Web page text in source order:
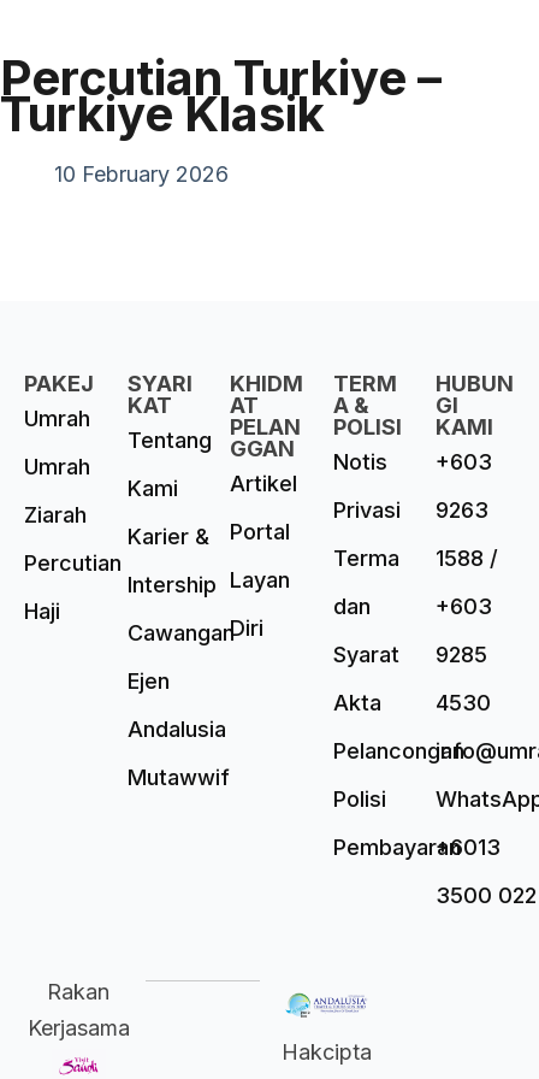
Percutian Turkiye –
Turkiye Klasik
10 February 2026
PAKEJ
Umrah
Umrah
Ziarah
Percutian
Haji
SYARI
KAT
Tentang
Kami
Karier &
Intership
Cawangan
Ejen
Andalusia
Mutawwif
KHIDM
AT
PELAN
GGAN
Artikel
Portal
Layan
Diri
TERM
A &
POLISI
Notis
Privasi
Terma
dan
Syarat
Akta
Pelancongan
Polisi
Pembayaran
HUBUN
GI
KAMI
+603
9263
1588 /
+603
9285
4530
+6013
3500 022
Rakan
Kerjasama
Hakcipta